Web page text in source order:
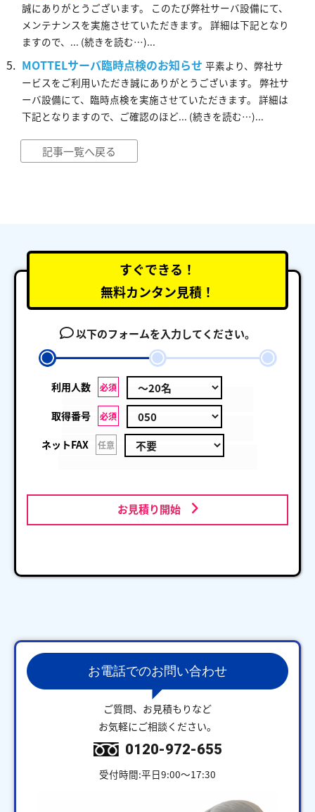
誠にありがとうございます。 このたび弊社サーバ設備にて、
メンテナンスを実施させていただきます。 詳細は下記となり
ますので、... (続きを読む…)...
MOTTELサーバ臨時点検のお知らせ 平素より、弊社サ
ービスをご利用いただき誠にありがとうございます。 弊社サ
ーバ設備にて、臨時点検を実施させていただきます。 詳細は
下記となりますので、ご確認のほど... (続きを読む…)...
記事一覧へ戻る
すぐできる！
無料カンタン見積！
以下のフォームを入力してください。
利用人数 必須
取得番号 必須
ネットFAX 任意
お見積り開始
お電話でのお問い合わせ
ご質問、お見積もりなど
お気軽にご相談ください。
0120-972-655
受付時間:平日9:00～17:30